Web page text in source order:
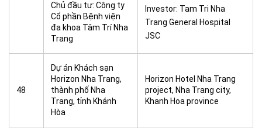
Chủ đầu tư: Công ty
Cổ phần Bệnh viện
đa khoa Tâm Trí Nha
Trang
Investor: Tam Tri Nha
Trang General Hospital
JSC
48
Dự án Khách sạn
Horizon Nha Trang,
thành phố Nha
Trang, tỉnh Khánh
Hòa
Horizon Hotel Nha Trang
project, Nha Trang city,
Khanh Hoa province